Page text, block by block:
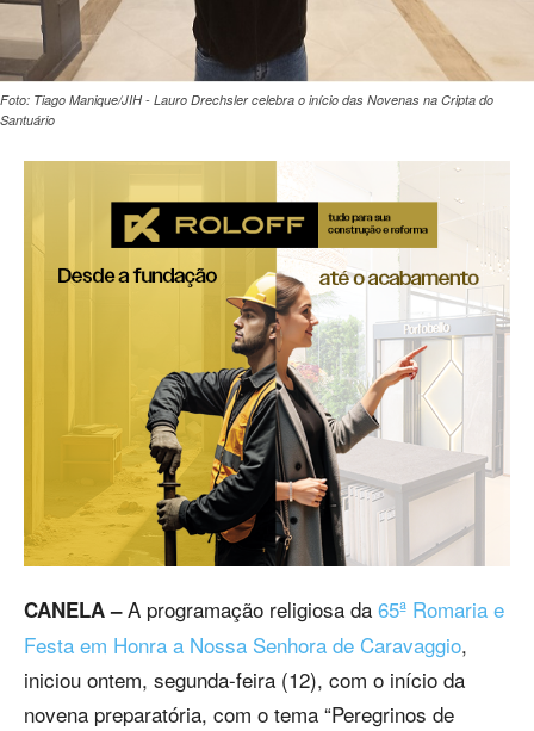
Foto: Tiago Manique/JIH - Lauro Drechsler celebra o início das Novenas na Cripta do
Santuário
CANELA –A programação religiosa da 65ª Romaria e
Festa em Honra a Nossa Senhora de Caravaggio,
iniciou ontem, segunda-feira (12), com o início da
novena preparatória, com o tema “Peregrinos de